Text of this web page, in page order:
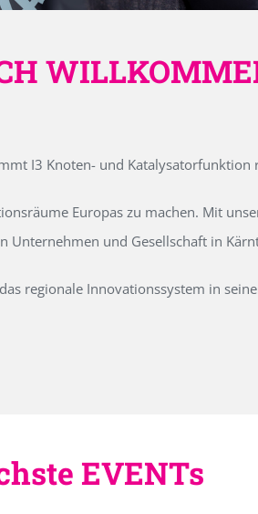
I3 Knoten- und Katalysatorfunktion
Europas zu machen. Mit
und Gesellschaft in
regionale Innovationssystem in
EVENTs